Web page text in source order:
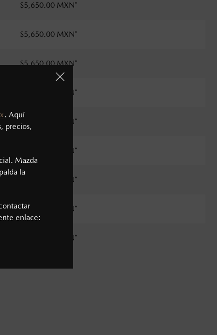
. Aquí
precios,
Mazda
la
enlace:
$5,650.00 MXN*
$5,650.00 MXN*
$5,650.00 MXN*
$5,650.00 MXN*
$5,650.00 MXN*
$5,650.00 MXN*
$5,650.00 MXN*
$5,650.00 MXN*
$5,650.00 MXN*